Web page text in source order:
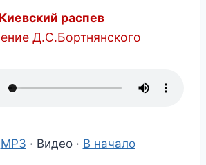
Киевский распев
Д.С.Бортнянского
MP3 · Видео · В начало